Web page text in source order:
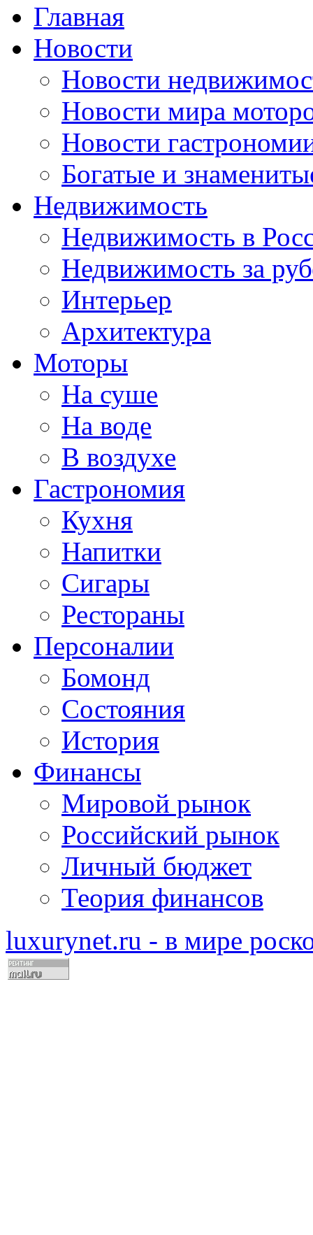
Главная
Новости
Новости
Новости мира
Новости
Богатые и
Недвижимость
Недвижимость в
Недвижимость за
Интерьер
Архитектура
Моторы
На суше
На воде
В воздухе
Гастрономия
Кухня
Напитки
Сигары
Рестораны
Персоналии
Бомонд
Состояния
История
Финансы
Мировой рынок
Российский рынок
Личный бюджет
Теория финансов
luxurynet.ru - в мире